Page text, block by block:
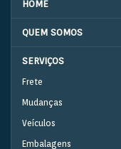
HOME
QUEM SOMOS
SERVIÇOS
Frete
Mudanças
Veículos
Embalagens